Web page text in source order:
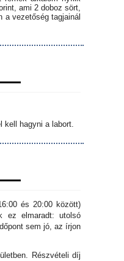
ami 2 doboz sört,
a vezetőség tagjainál
kell hagyni a labort.
és 20:00 között)
ez elmaradt: utolsó
sem jó, az írjon
Részvételi díj